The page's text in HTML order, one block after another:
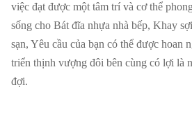
việc đạt được một tâm trí và cơ thể
sống cho Bát đĩa nhựa nhà bếp, Khay
sạn, Yêu cầu của bạn có thể được hoan
triển thịnh vượng đôi bên cùng có lợi là
đợi.